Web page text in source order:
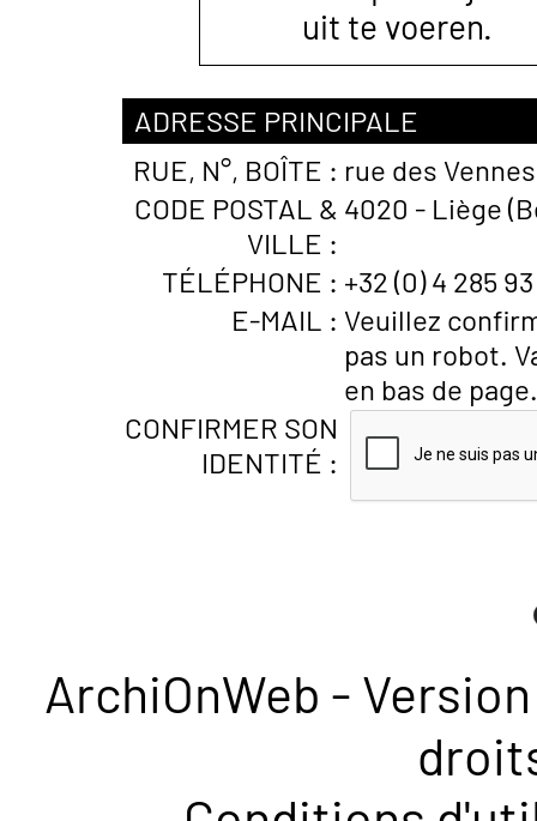
uit te voeren.
ADRESSE PRINCIPALE
RUE, N°, BOÎTE : rue des Vennes
CODE POSTAL &
VILLE :
4020 - Liège
TÉLÉPHONE : +32 (0) 4 285
E-MAIL : Veuillez
pas un robot.
en bas de page.
CONFIRMER SON
IDENTITÉ :
ArchiOnWeb -